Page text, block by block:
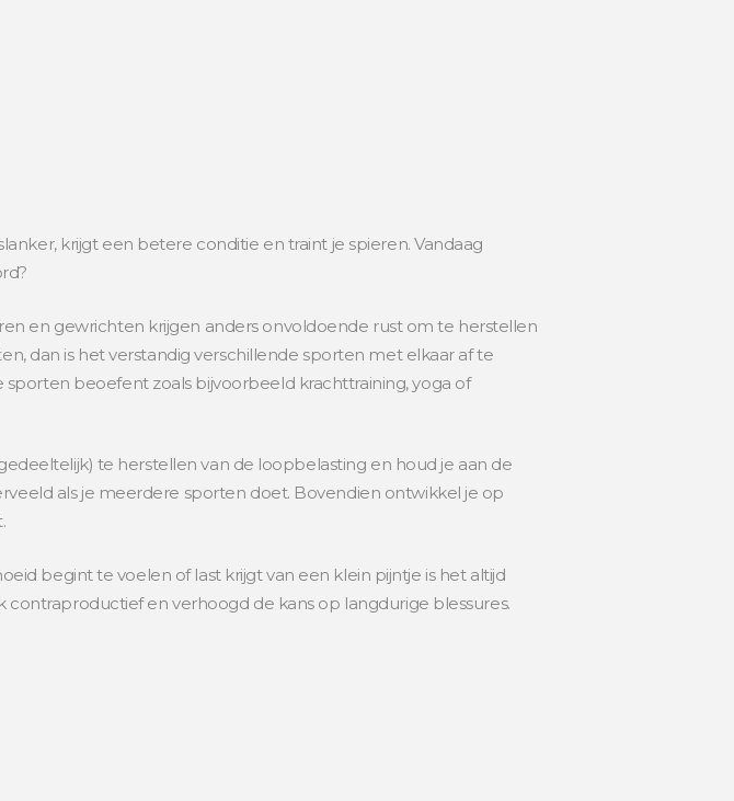
krijgt een betere conditie en traint je spieren. Vandaag
en gewrichten krijgen anders onvoldoende rust om te herstellen
dan is het verstandig verschillende sporten met elkaar af te
beoefent zoals bijvoorbeeld krachttraining, yoga of
te herstellen van de loopbelasting en houd je aan de
als je meerdere sporten doet. Bovendien ontwikkel je op
begint te voelen of last krijgt van een klein pijntje is het altijd
en verhoogd de kans op langdurige blessures.